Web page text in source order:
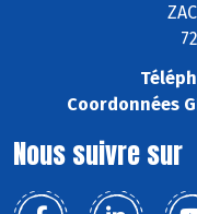
Coordonnées
Nous suivre sur